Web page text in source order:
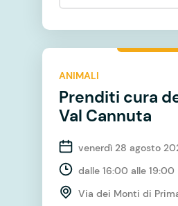
ANIMALI
Prenditi cura
Val Cannuta
venerdì 28 agosto
dalle 16:00 alle 19:00
Via dei Monti di